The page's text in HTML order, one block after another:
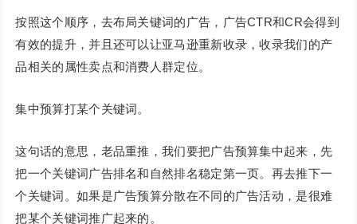
按照这个顺序，去布局关键词的广告，广告CTR和CR会得到
有效的提升，并且还可以让亚马逊重新收录，收录我们的产
品相关的属性卖点和消费人群定位。
集中预算打某个关键词。
这句话的意思，老品重推，我们要把广告预算集中起来，先
把一个关键词广告排名和自然排名稳定第一页。再去推下一
个关键词。如果是广告预算分散在不同的广告活动，是很难
把某个关键词推广起来的。